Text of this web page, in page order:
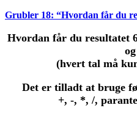
Grubler 18: “Hvordan får du
Hvordan får du resultatet
(hvert tal må
Det er tilladt at bruge
+, -, *, /,